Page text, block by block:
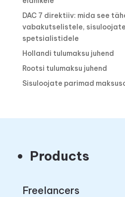
DAC 7 direktiiv: mida see
vabakutselistele,
spetsialistidele
Hollandi tulumaksu juhend
Rootsi tulumaksu juhend
Sisuloojate parimad
Products
Freelancers